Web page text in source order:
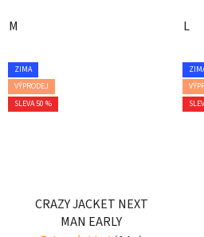
M L
ZIMA
VÝPRODEJ
SLEVA 50 %
CRAZY JACKET NEXT
MAN EARLY